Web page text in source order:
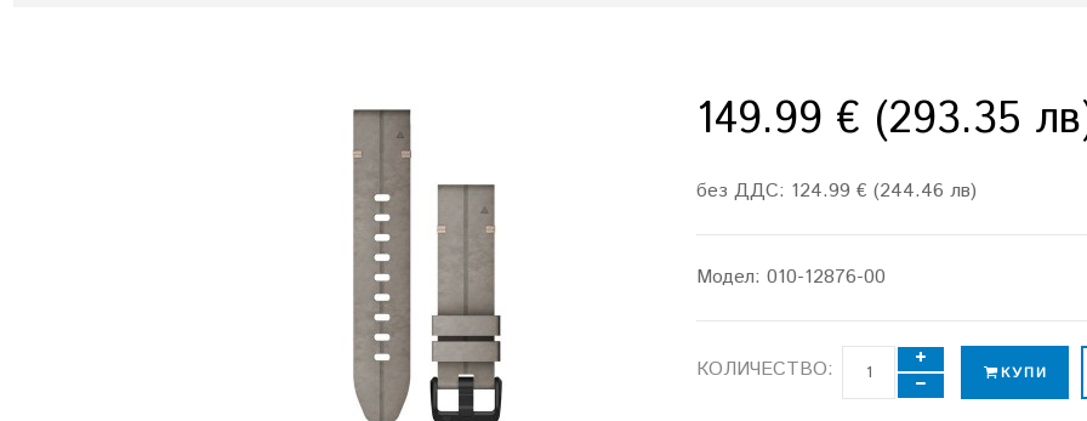
149.99 € (293.35
без ДДС: 124.99 € (244.46 лв)
Модел:010-12876-00
КОЛИЧЕСТВО: КУПИ